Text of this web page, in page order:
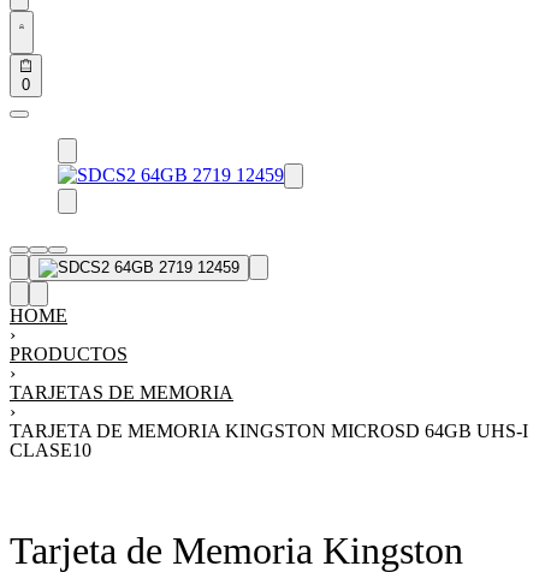
0
HOME
›
PRODUCTOS
›
TARJETAS DE MEMORIA
›
TARJETA DE MEMORIA KINGSTON MICROSD 64GB UHS-I
CLASE10
Tarjeta de Memoria Kingston